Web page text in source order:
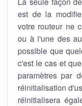
est de la
votre routeur ne
ou à l'une des
possible que
c'est le cas et
paramètres par
réinitialisation
réinitialisera